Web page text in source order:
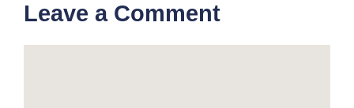
Leave a Comment